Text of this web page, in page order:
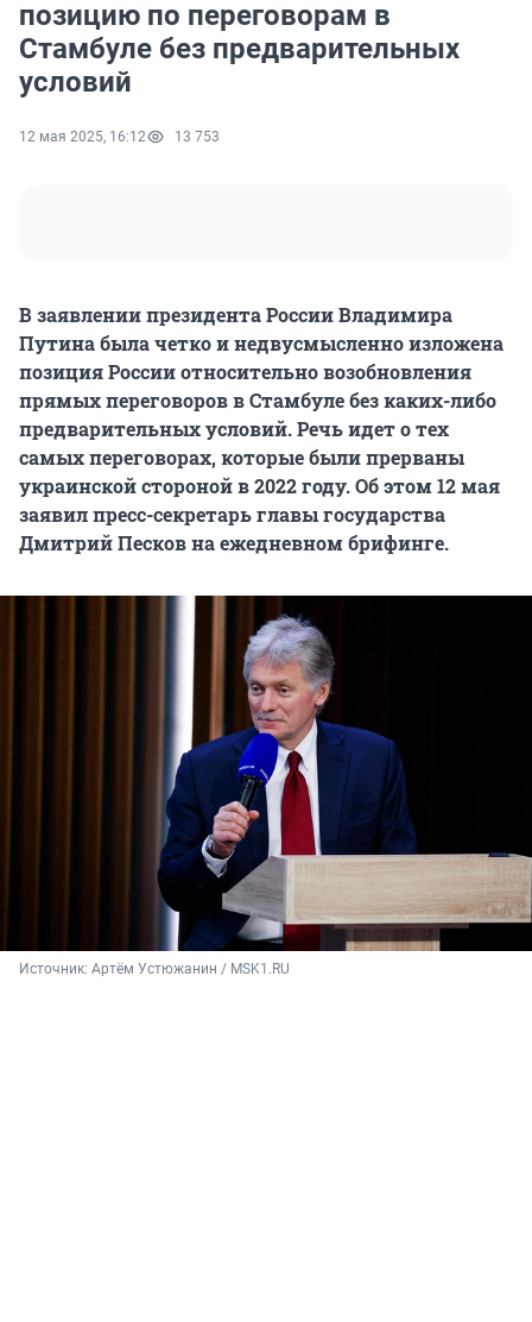
позицию по переговорам в
Стамбуле без предварительных
условий
12 мая 2025, 16:12 13 753
В заявлении президента России Владимира
Путина была четко и недвусмысленно изложена
позиция России относительно возобновления
прямых переговоров в Стамбуле без каких-либо
предварительных условий. Речь идет о тех
самых переговорах, которые были прерваны
украинской стороной в 2022 году. Об этом 12 мая
заявил пресс-секретарь главы государства
Дмитрий Песков на ежедневном брифинге.
Источник: Артём Устюжанин / MSK1.RU